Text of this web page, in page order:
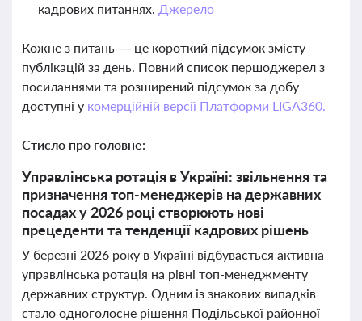
кадрових питаннях. Джерело
Кожне з питань — це короткий підсумок змісту
публікацій за день. Повний список першоджерел з
посиланнями та розширений підсумок за добу
доступні у комерційній версії Платформи LIGA360.
Стисло про головне:
Управлінська ротація в Україні: звільнення та
призначення топ-менеджерів на державних
посадах у 2026 році створюють нові
прецеденти та тенденції кадрових рішень
У березні 2026 року в Україні відбувається активна
управлінська ротація на рівні топ-менеджменту
державних структур. Одним із знакових випадків
стало одноголосне рішення Подільської районної